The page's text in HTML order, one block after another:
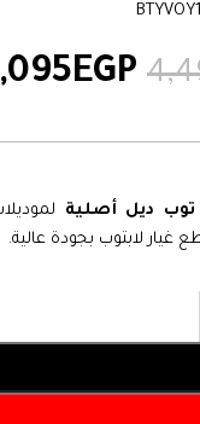
BTYVOY1
EGP
توب ديل أصلية
غيار لابتوب بجودة عالية.